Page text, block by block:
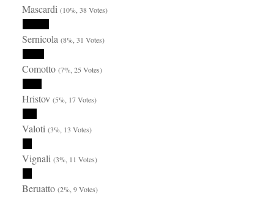
Mascardi(10%, 38 Votes)
Sernicola(8%, 31 Votes)
Comotto(7%, 25 Votes)
Hristov(5%, 17 Votes)
Valoti(3%, 13 Votes)
Vignali(3%, 11 Votes)
Beruatto(2%, 9 Votes)